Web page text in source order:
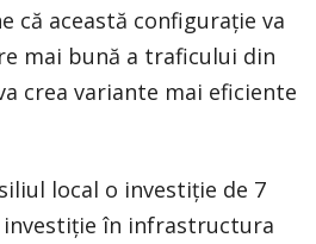
că această configurație va
mai bună a traficului din
crea variante mai eficiente
local o investiție de 7
investiție în infrastructura